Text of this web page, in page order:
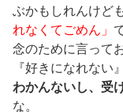
ぶかもしれんけど
れなくてごめん」
念のために言って
『好きになれない
わかんないし、受
な。